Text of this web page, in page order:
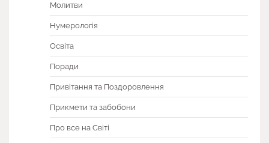
Молитви
Нумерологія
Освіта
Поради
Привітання та Поздоровлення
Прикмети та забобони
Про все на Світі